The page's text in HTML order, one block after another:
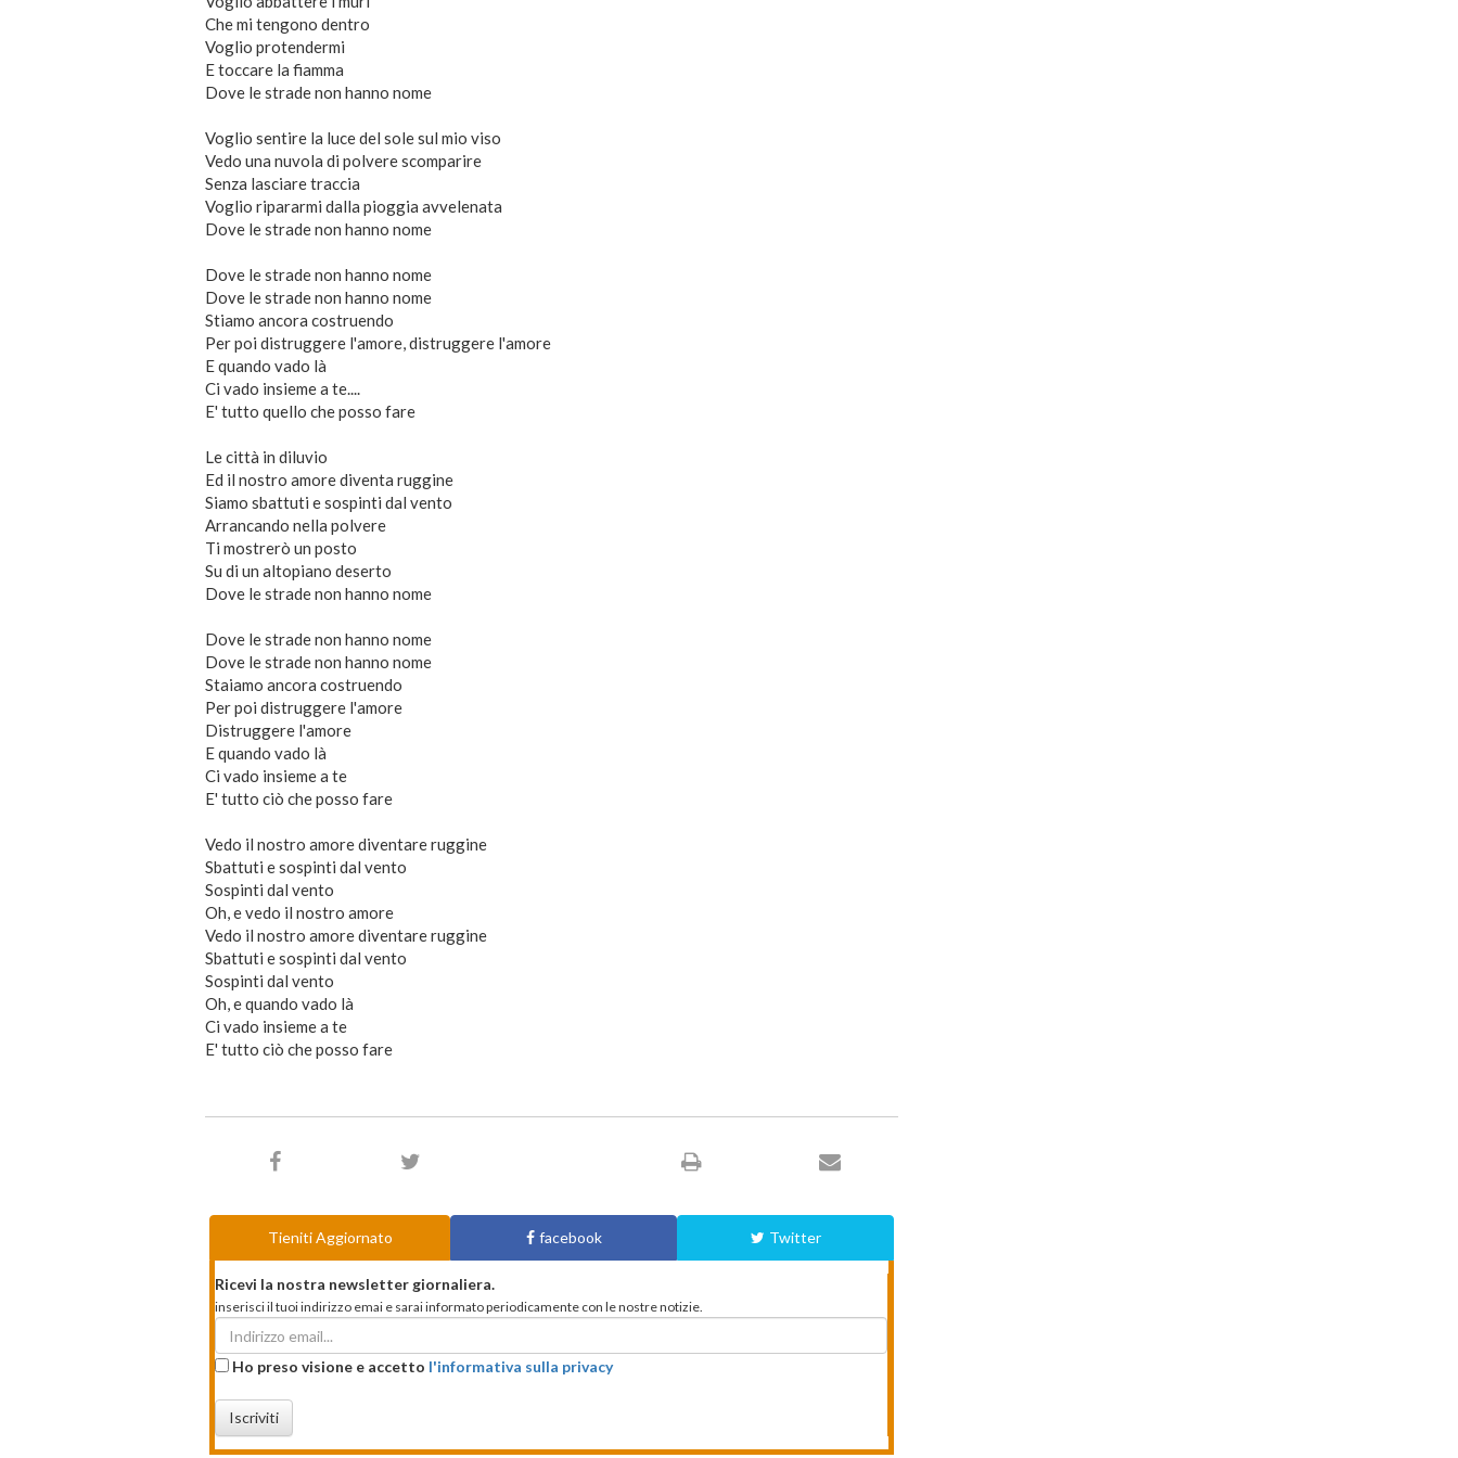
Che mi tengono dentro
Voglio protendermi
E toccare la fiamma
Dove le strade non hanno nome
Voglio sentire la luce del sole sul mio viso
Vedo una nuvola di polvere scomparire
Senza lasciare traccia
Voglio ripararmi dalla pioggia avvelenata
Dove le strade non hanno nome
Dove le strade non hanno nome
Dove le strade non hanno nome
Stiamo ancora costruendo
Per poi distruggere l'amore, distruggere l'amore
E quando vado là
Ci vado insieme a te....
E' tutto quello che posso fare
Le città in diluvio
Ed il nostro amore diventa ruggine
Siamo sbattuti e sospinti dal vento
Arrancando nella polvere
Ti mostrerò un posto
Su di un altopiano deserto
Dove le strade non hanno nome
Dove le strade non hanno nome
Dove le strade non hanno nome
Staiamo ancora costruendo
Per poi distruggere l'amore
Distruggere l'amore
E quando vado là
Ci vado insieme a te
E' tutto ciò che posso fare
Vedo il nostro amore diventare ruggine
Sbattuti e sospinti dal vento
Sospinti dal vento
Oh, e vedo il nostro amore
Vedo il nostro amore diventare ruggine
Sbattuti e sospinti dal vento
Sospinti dal vento
Oh, e quando vado là
Ci vado insieme a te
E' tutto ciò che posso fare
Tieniti Aggiornato facebook Twitter
Ricevi la nostra newsletter giornaliera.
inserisci il tuoi indirizzo emai e sarai informato periodicamente con le nostre notizie.
Ho preso visione e accetto l'informativa sulla privacy
Iscriviti